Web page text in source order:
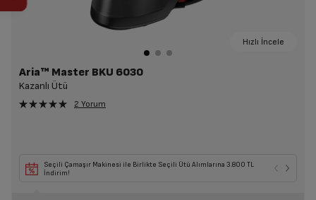
Hızlı İncele
Aria™ Master BKU 6030
Kazanlı Ütü
2 Yorum
Seçili Çamaşır Makinesi ile Birlikte Seçili Ütü Alımlarına 3.800 TL
İndirim!